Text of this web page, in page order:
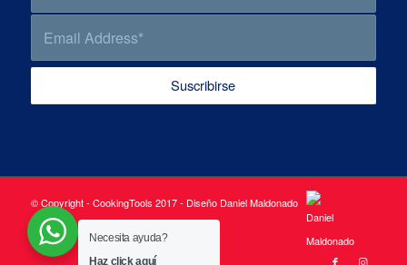
© Copyright - CookingTools 2017 - Diseño Daniel Maldonado
Necesita ayuda?
Haz click aquí